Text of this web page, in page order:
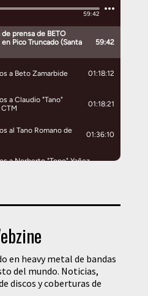
en heavy metal de bandas
del mundo. Noticias,
discos y coberturas de